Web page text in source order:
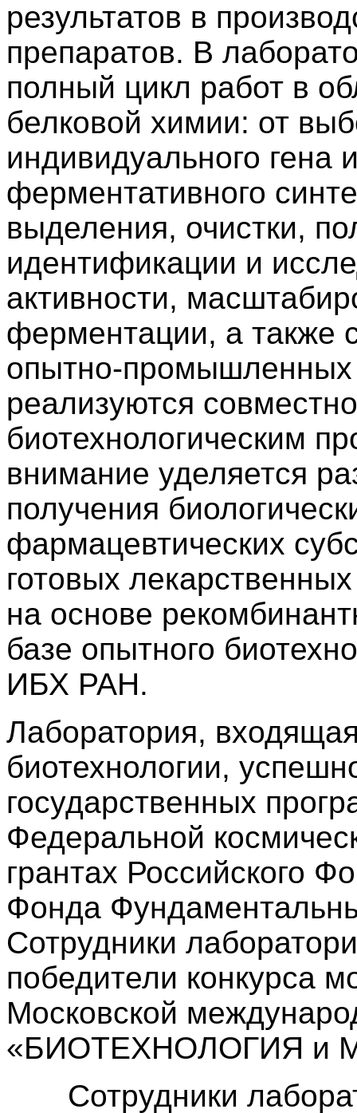
результатов в
препаратов. В
полный цикл работ в
белковой химии: от
индивидуального гена
ферментативного
выделения, очистки,
идентификации и
активности,
ферментации, а также
опытно-промышленных
реализуются
биотехнологическим
внимание уделяется
получения
фармацевтических
готовых
на основе
базе опытного
ИБХ РАН.
Лаборатория,
биотехнологии,
государственных
Федеральной
грантах Российского
Фонда
Сотрудники
победители конкурса
Московской
«БИОТЕХНОЛОГИЯ и
Сотрудники